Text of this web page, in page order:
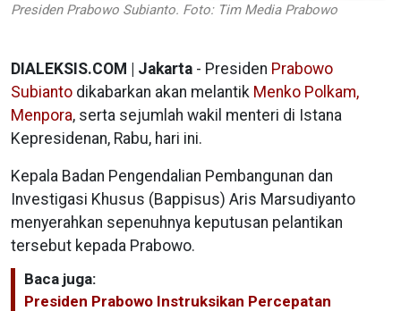
Presiden Prabowo Subianto. Foto: Tim Media Prabowo
DIALEKSIS.COM | Jakarta - Presiden Prabowo
Subianto dikabarkan akan melantik Menko Polkam,
Menpora, serta sejumlah wakil menteri di Istana
Kepresidenan, Rabu, hari ini.
Kepala Badan Pengendalian Pembangunan dan
Investigasi Khusus (Bappisus) Aris Marsudiyanto
menyerahkan sepenuhnya keputusan pelantikan
tersebut kepada Prabowo.
Baca juga:
Presiden Prabowo Instruksikan Percepatan